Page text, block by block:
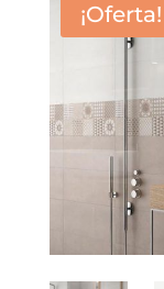
¡Oferta!